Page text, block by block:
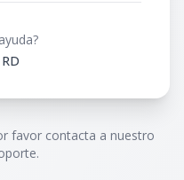
favor contacta a nuestro